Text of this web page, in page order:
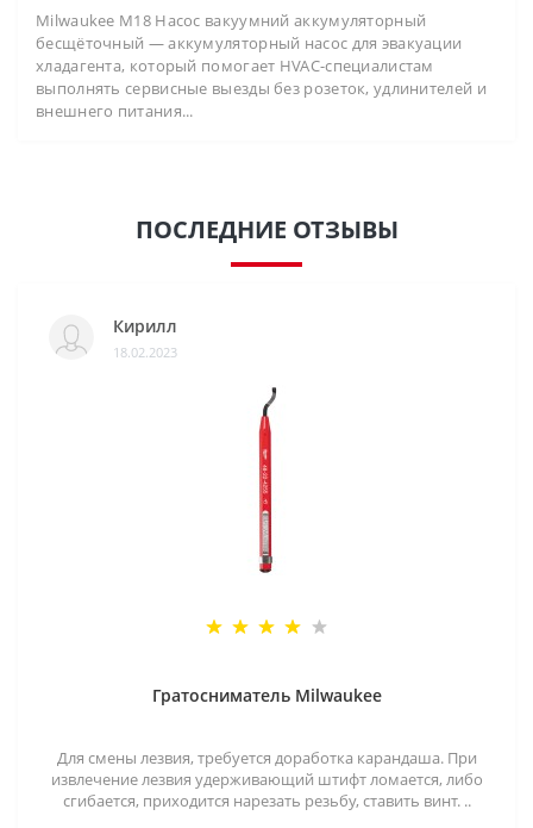
Milwaukee M18 Насос вакуумний аккумуляторный
бесщёточный — аккумуляторный насос для эвакуации
хладагента, который помогает HVAC-специалистам
выполнять сервисные выезды без розеток, удлинителей и
внешнего питания...
ПОСЛЕДНИЕ ОТЗЫВЫ
Кирилл
18.02.2023
Гратосниматель Milwaukee
Для смены лезвия, требуется доработка карандаша. При
извлечение лезвия удерживающий штифт ломается, либо
сгибается, приходится нарезать резьбу, ставить винт. ..